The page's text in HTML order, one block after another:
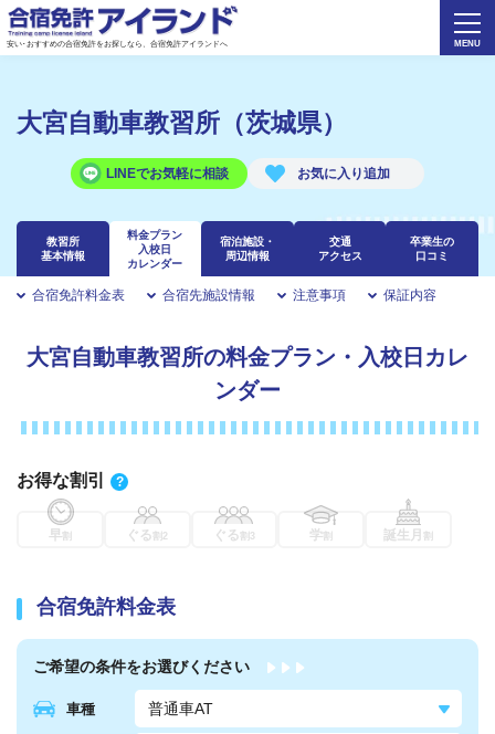
安い･おすすめの合宿免許をお探しなら、合宿免許アイランドへ
大宮自動車教習所（茨城県）
LINEでお気軽に相談
教習所
基本情報
料金プラン
入校日
カレンダー
宿泊施設・
周辺情報
交通
アクセス
卒業生の
口コミ
合宿免許料金表 合宿先施設情報 注意事項 保証内容
大宮自動車教習所の料金プラン・入校日カレ
ンダー
お得な割引 ?
早割 ぐる 割2 ぐる 割3 学 誕生月
合宿免許料金表
ご希望の条件をお選びください
車種